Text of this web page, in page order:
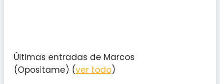
Últimas entradas de Marcos
(Opositame) (ver todo)